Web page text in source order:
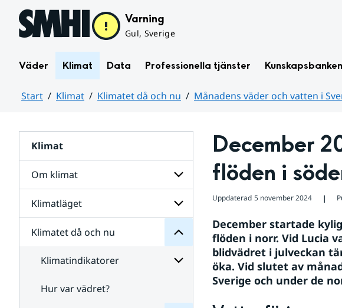
Hoppa till sidans innehåll Varning
Gul, Sverige
Väder Klimat Data Professionella tjänster Kunskapsbanken
Start Klimat Klimatet då och nu Månadens väder och vatten i
Klimat
Om klimat
Undersidor
för
Om
klimat
Klimatläget
Undersidor
Klimatläget
Klimatet då och nu
Undersidor
för
Klimatet
då
och
Klimatindikatorer
Hur var vädret?
Månadens
väder
vatten
i
December
flöden i
Uppdaterad 5 november 2024 ❘
December startade
flöden i norr. Vid Lucia
blidvädret i julveckan
öka. Vid slutet av
Sverige och under de